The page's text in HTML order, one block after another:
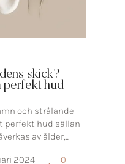
skick?
perfekt hud
och strålande
perfekt hud sällan
av ålder,...
2024 0